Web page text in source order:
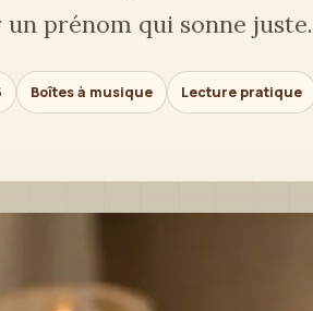
prénom qui sonne juste.
Boîtes à musique Lecture pratique